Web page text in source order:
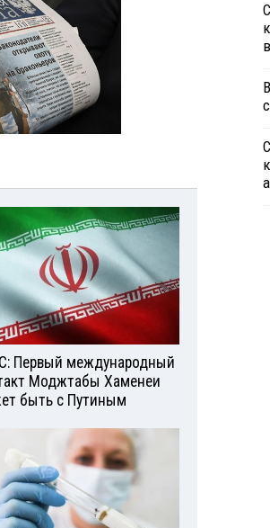
Первый международный
Моджтабы Хаменеи
быть с Путиным